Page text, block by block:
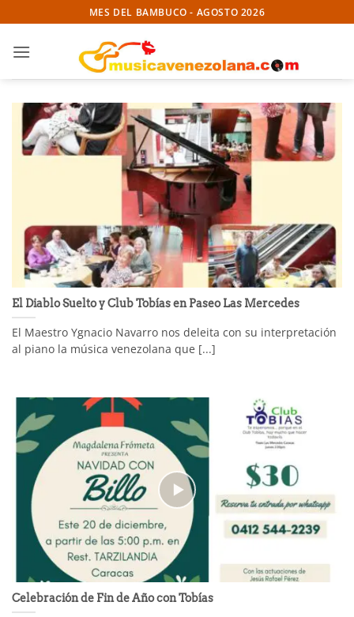
to
content
MES DEL BAMBUCO - AGOSTO 2026
El Diablo Suelto y Club Tobías en Paseo Las Mercedes
El Maestro Ygnacio Navarro nos deleita con su interpretación
al piano la música venezolana que [...]
Celebración de Fin de Año con Tobías